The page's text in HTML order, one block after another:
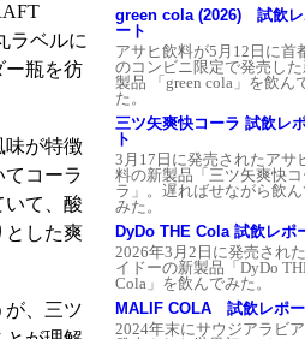
ラベルに
ー瓶を彷
味が特徴
コーラ
いて、酸
とした爽
が、三ツ
green cola (2026) 試飲
ート
アサヒ飲料が5月12日に首
のコンビニ限定で発売した
製品 「green cola」を飲ん
た。
三ツ矢爽快コーラ 試飲レ
ト
3月17日に発売されたアサ
料の新製品「三ツ矢爽快コ
ラ」。遅ればせながら飲
みた。
DyDo THE Cola 試飲レポ
2026年3月2日に発売され
イドーの新製品「DyDo
Cola」を飲んでみた。
MALIF COLA 試飲レポー
2024年末にサウジアラビ